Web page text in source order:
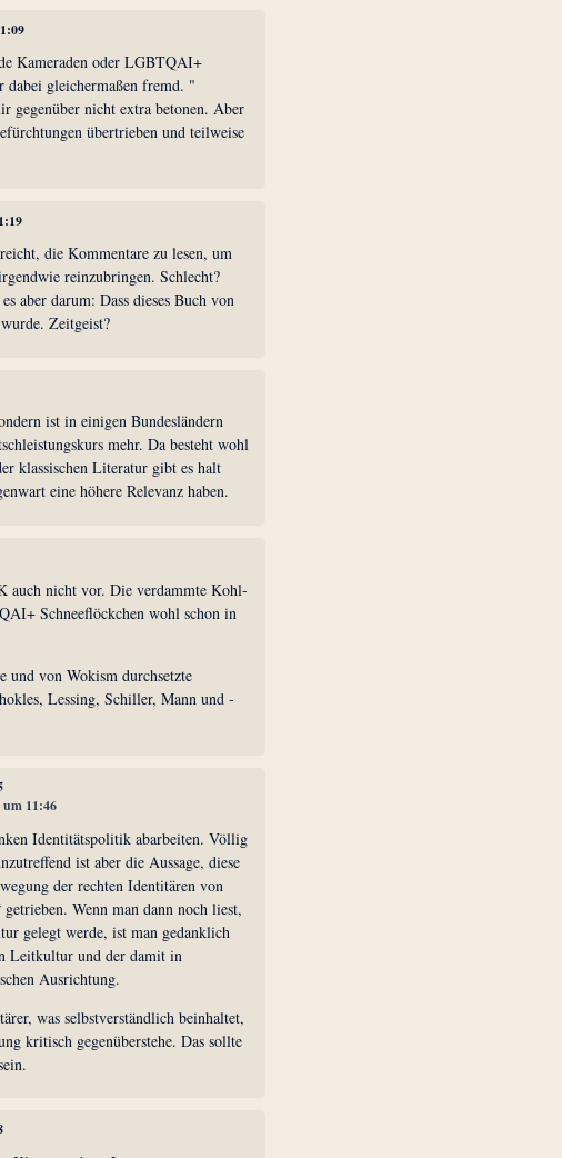
Kameraden oder LGBTQAI+
dabei gleichermaßen fremd. "
gegenüber nicht extra betonen. Aber
übertrieben und teilweise
die Kommentare zu lesen, um
reinzubringen. Schlecht?
aber darum: Dass dieses Buch von
Zeitgeist?
ist in einigen Bundesländern
mehr. Da besteht wohl
klassischen Literatur gibt es halt
eine höhere Relevanz haben.
auch nicht vor. Die verdammte Kohl-
Schneeflöckchen wohl schon in
und von Wokism durchsetzte
Lessing, Schiller, Mann und -
11:46
Identitätspolitik abarbeiten. Völlig
ist aber die Aussage, diese
der rechten Identitären von
Wenn man dann noch liest,
gelegt werde, ist man gedanklich
Leitkultur und der damit in
Ausrichtung.
was selbstverständlich beinhaltet,
kritisch gegenüberstehe. Das sollte